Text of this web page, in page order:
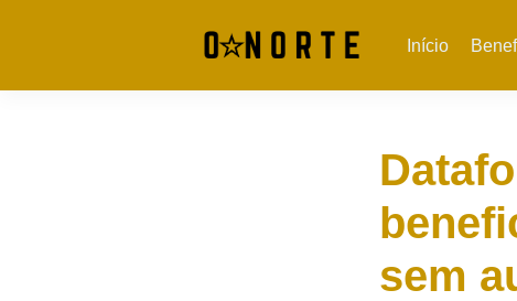
Início
sem